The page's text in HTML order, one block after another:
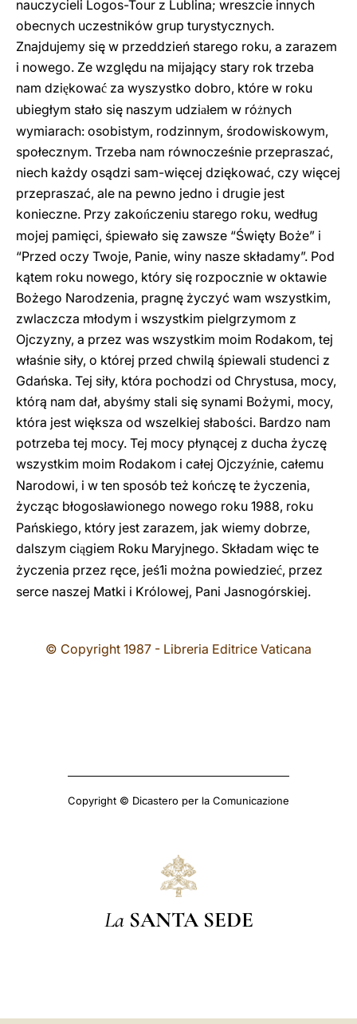
nauczycieli Logos-Tour z Lublina; wreszcie innych
obecnych uczestników grup turystycznych.
Znajdujemy się w przeddzień starego roku, a zarazem
i nowego. Ze względu na mijający stary rok trzeba
nam dziękować za wyszystko dobro, które w roku
ubiegłym stało się naszym udziałem w różnych
wymiarach: osobistym, rodzinnym, środowiskowym,
społecznym. Trzeba nam równocześnie przepraszać,
niech każdy osądzi sam-więcej dziękować, czy więcej
przepraszać, ale na pewno jedno i drugie jest
konieczne. Przy zakończeniu starego roku, według
mojej pamięci, śpiewało się zawsze “Święty Boże” i
“Przed oczy Twoje, Panie, winy nasze składamy”. Pod
kątem roku nowego, który się rozpocznie w oktawie
Bożego Narodzenia, pragnę życzyć wam wszystkim,
zwlaczcza młodym i wszystkim pielgrzymom z
Ojczyzny, a przez was wszystkim moim Rodakom, tej
właśnie siły, o której przed chwilą śpiewali studenci z
Gdańska. Tej siły, która pochodzi od Chrystusa, mocy,
którą nam dał, abyśmy stali się synami Bożymi, mocy,
która jest większa od wszelkiej słabości. Bardzo nam
potrzeba tej mocy. Tej mocy płynącej z ducha życzę
wszystkim moim Rodakom i całej Ojczyźnie, całemu
Narodowi, i w ten sposób też kończę te życzenia,
życząc błogosławionego nowego roku 1988, roku
Pańskiego, który jest zarazem, jak wiemy dobrze,
dalszym ciągiem Roku Maryjnego. Składam więc te
życzenia przez ręce, jeś1i można powiedzieć, przez
serce naszej Matki i Królowej, Pani Jasnogórskiej.
© Copyright 1987 - Libreria Editrice Vaticana
Copyright © Dicastero per la Comunicazione
La SANTA SEDE